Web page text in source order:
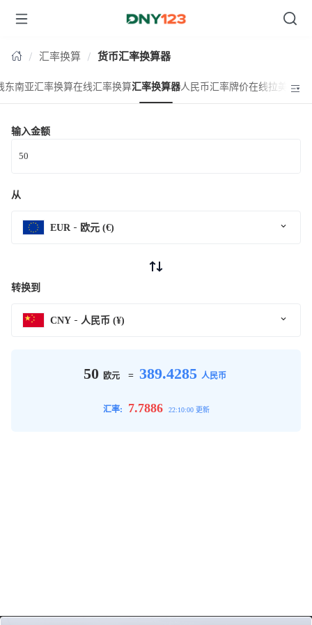
台湾
汇率换算 货币汇率换算器
东南亚汇率换算在线汇率换算汇率换算器人民币汇率牌价在线拉美汇率
输入金额
从
EUR 欧元 (€)
转换到
CNY 人民币 (¥)
50 欧元 = 389.4285 人民币
汇率: 7.7886 22:10:00 更新